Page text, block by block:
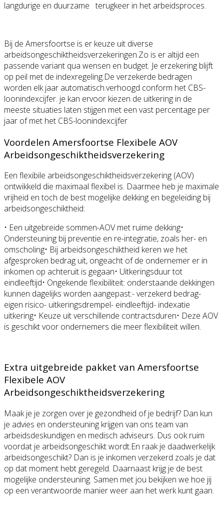
langdurige en duurzame terugkeer in het arbeidsproces.
Bij de Amersfoortse is er keuze uit diverse
arbeidsongeschiktheidsverzekeringen.Zo is er altijd een
passende variant qua wensen en budget. Je erzekering blijft
op peil met de indexregeling.De verzekerde bedragen
worden elk jaar automatisch.verhoogd conform het CBS-
loonindexcijfer. je kan ervoor kiezen de uitkering in de
meeste situaties laten stijgen met een vast percentage per
jaar of met het CBS-loonindexcijfer
Voordelen Amersfoortse Flexibele AOV
Arbeidsongeschiktheidsverzekering
Een flexibile arbeidsongeschiktheidsverzekering (AOV)
ontwikkeld die maximaal flexibel is. Daarmee heb je maximale
vrijheid en toch de best mogelijke dekking en begeleiding bij
arbeidsongeschiktheid:
• Een uitgebreide sommen-AOV met ruime dekking•
Ondersteuning bij preventie en re-integratie, zoals her- en
omscholing• Bij arbeidsongeschiktheid keren we het
afgesproken bedrag uit, ongeacht of de ondernemer er in
inkomen op achteruit is gegaan• Uitkeringsduur tot
eindleeftijd• Ongekende flexibiliteit: onderstaande dekkingen
kunnen dagelijks worden aangepast:- verzekerd bedrag-
eigen risico- uitkeringsdrempel- eindleeftijd- indexatie
uitkering• Keuze uit verschillende contractsduren• Deze AOV
is geschikt voor ondernemers die meer flexibiliteit willen.
Extra uitgebreide pakket van Amersfoortse
Flexibele AOV
Arbeidsongeschiktheidsverzekering
Maak je je zorgen over je gezondheid of je bedrijf? Dan kun
je advies en ondersteuning krijgen van ons team van
arbeidsdeskundigen en medisch adviseurs. Dus ook ruim
voordat je arbeidsongeschikt wordt.En raak je daadwerkelijk
arbeidsongeschikt? Dan is je inkomen verzekerd zoals je dat
op dat moment hebt geregeld. Daarnaast krijg je de best
mogelijke ondersteuning. Samen met jou bekijken we hoe jij
op een verantwoorde manier weer aan het werk kunt gaan.